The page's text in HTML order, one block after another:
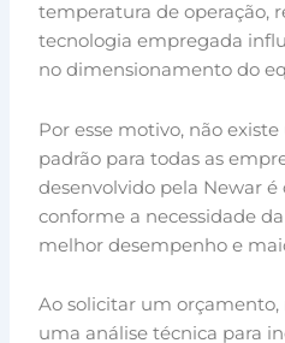
temperatura de operação,
tecnologia empregada
no dimensionamento do
Por esse motivo, não
padrão para todas as
desenvolvido pela Newar
conforme a necessidade
melhor desempenho e
Ao solicitar um orçamento,
uma análise técnica para